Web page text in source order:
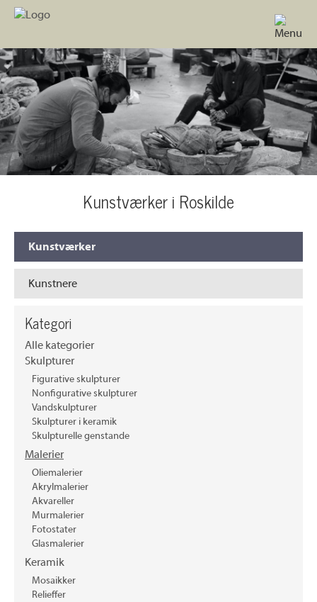
Kunstværker i Roskilde
Kunstværker
Kunstnere
Kategori
Alle kategorier
Skulpturer
Figurative skulpturer
Nonfigurative skulpturer
Vandskulpturer
Skulpturer i keramik
Skulpturelle genstande
Malerier
Oliemalerier
Akrylmalerier
Akvareller
Murmalerier
Fotostater
Glasmalerier
Keramik
Mosaikker
Relieffer